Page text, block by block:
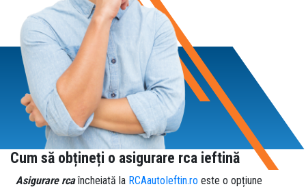
Cum să obțineți o asigurare rca ieftină
Asigurare rcaîncheiată la RCAautoIeftin.ro este o opțiune